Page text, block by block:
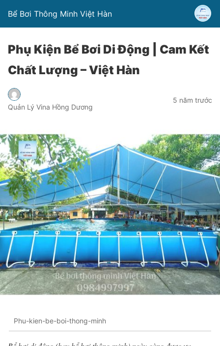
Bể Bơi Thông Minh Việt Hàn
Phụ Kiện Bể Bơi Di Động | Cam Kết
Chất Lượng – Việt Hàn
Quản Lý Vina Hồng Dương
5 năm trước
Phu-kien-be-boi-thong-minh